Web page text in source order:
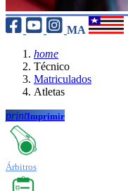
MA
home
Técnico
Matriculados
Atletas
printImprimir
Árbitros